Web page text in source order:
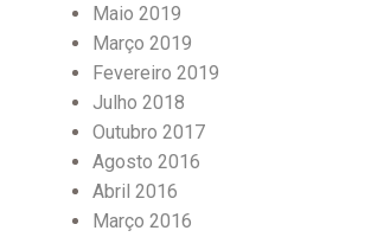
Maio 2019
Março 2019
Fevereiro 2019
Julho 2018
Outubro 2017
Agosto 2016
Abril 2016
Março 2016